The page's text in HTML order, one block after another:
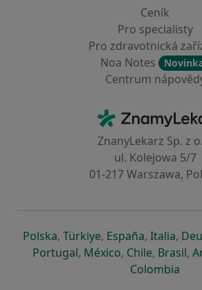
Ceník
Pro specialisty
Pro zdravotnická
Noa Notes
Centrum
ZnanyLekarz Sp. z
ul. Kolejowa 5/7
01-217 Warszawa,
Polskase otevře v nové záložce
, Türkiyese otevře v nové
, Españase otevře
, Italiase
,
Portugalse otevře v nové
, Méxicose otevře v
, Chilese otevře
, Brasil,
Colombia